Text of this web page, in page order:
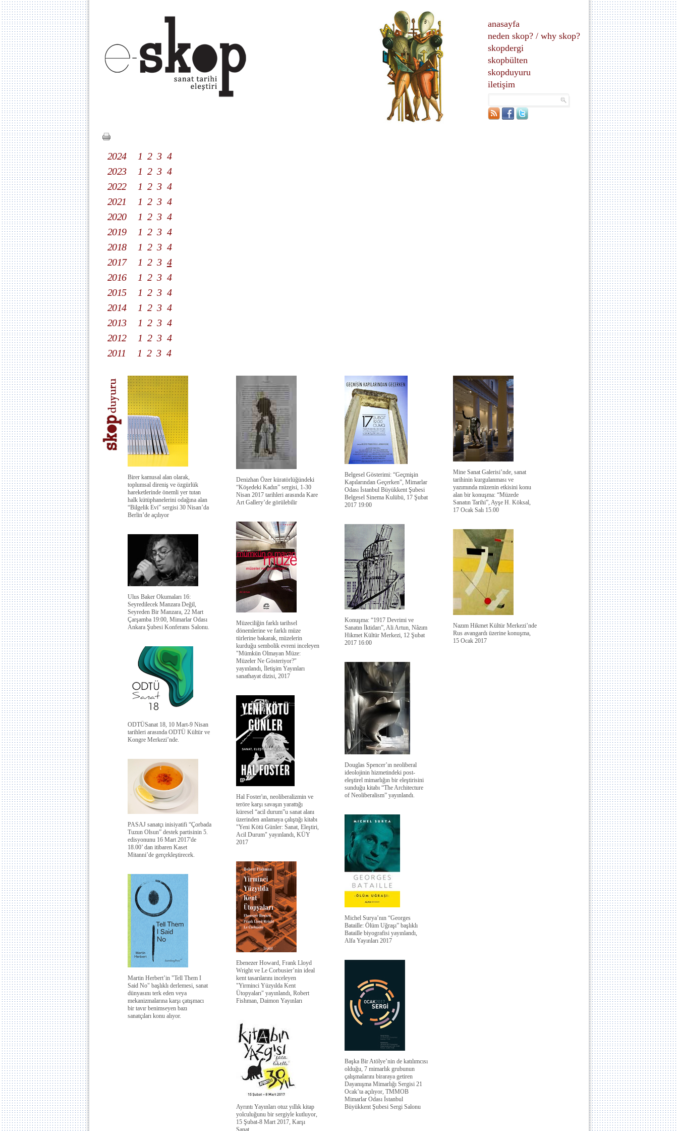
anasayfa
neden skop? / why skop?
skopdergi
skopbülten
skopduyuru
iletişim
2024 1 2 3 4
2023
1 2 3 4
2022
1 2 3 4
2021
1 2 3 4
2020
1 2 3 4
2019
1 2 3 4
2018
1 2 3 4
2017
1 2 3 4
2016
1 2 3 4
2015
1 2 3 4
2014
1 2 3 4
2013
1 2 3 4
2012
1 2 3 4
2011
1 2 3 4
Birer kamusal alan olarak,
toplumsal direniş ve özgürlük
hareketlerinde önemli yer tutan
halk kütüphanelerini odağına alan
“Bilgelik Evi” sergisi 30 Nisan’da
Berlin’de açılıyor
Ulus Baker Okumaları 16:
Seyredilecek Manzara Değil,
Seyreden Bir Manzara, 22 Mart
Çarşamba 19:00, Mimarlar Odası
Ankara Şubesi Konferans Salonu.
ODTÜSanat 18, 10 Mart-9 Nisan
tarihleri arasında ODTÜ Kültür ve
Kongre Merkezi’nde.
PASAJ sanatçı inisiyatifi “Çorbada
Tuzun Olsun” destek partisinin 5.
edisyonunu 16 Mart 2017'de
18.00’ dan itibaren Kaset
Mitanni’de gerçekleştirecek.
Martin Herbert’in "Tell Them I
Said No" başlıklı derlemesi, sanat
dünyasını terk eden veya
mekanizmalarına karşı çatışmacı
bir tavır benimseyen bazı
sanatçıları konu alıyor.
Denizhan Özer küratörlüğündeki
“Köşedeki Kadın” sergisi, 1-30
Nisan 2017 tarihleri arasında Kare
Art Gallery’de görülebilir
Müzeciliğin farklı tarihsel
dönemlerine ve farklı müze
türlerine bakarak, müzelerin
kurduğu sembolik evreni inceleyen
"Mümkün Olmayan Müze:
Müzeler Ne Gösteriyor?"
yayınlandı, İletişim Yayınları
sanathayat dizisi, 2017
Hal Foster'ın, neoliberalizmin ve
teröre karşı savaşın yarattığı
küresel “acil durum”u sanat alanı
üzerinden anlamaya çalıştığı kitabı
"Yeni Kötü Günler: Sanat, Eleştiri,
Acil Durum" yayınlandı, KÜY
2017
Ebenezer Howard, Frank Lloyd
Wright ve Le Corbusier’nin ideal
kent tasarılarını inceleyen
"Yirminci Yüzyılda Kent
Ütopyaları" yayınlandı, Robert
Fishman, Daimon Yayınları
Ayrıntı Yayınları otuz yıllık kitap
yolculuğunu bir sergiyle kutluyor,
15 Şubat-8 Mart 2017, Karşı
Sanat.
Belgesel Gösterimi: “Geçmişin
Kapılarından Geçerken”, Mimarlar
Odası İstanbul Büyükkent Şubesi
Belgesel Sinema Kulübü, 17 Şubat
2017 19:00
Konuşma: “1917 Devrimi ve
Sanatın İktidarı”, Ali Artun, Nâzım
Hikmet Kültür Merkezi, 12 Şubat
2017 16:00
Douglas Spencer’ın neoliberal
ideolojinin hizmetindeki post-
eleştirel mimarlığın bir eleştirisini
sunduğu kitabı “The Architecture
of Neoliberalism” yayınlandı.
Michel Surya’nın “Georges
Bataille: Ölüm Uğraşı” başlıklı
Bataille biyografisi yayınlandı,
Alfa Yayınları 2017
Başka Bir Atölye’nin de katılımcısı
olduğu, 7 mimarlık grubunun
çalışmalarını biraraya getiren
Dayanışma Mimarlığı Sergisi 21
Ocak’ta açılıyor, TMMOB
Mimarlar Odası İstanbul
Büyükkent Şubesi Sergi Salonu
Mine Sanat Galerisi’nde, sanat
tarihinin kurgulanması ve
yazımında müzenin etkisini konu
alan bir konuşma: “Müzede
Sanatın Tarihi”, Ayşe H. Köksal,
17 Ocak Salı 15.00
Nazım Hikmet Kültür Merkezi’nde
Rus avangardı üzerine konuşma,
15 Ocak 2017